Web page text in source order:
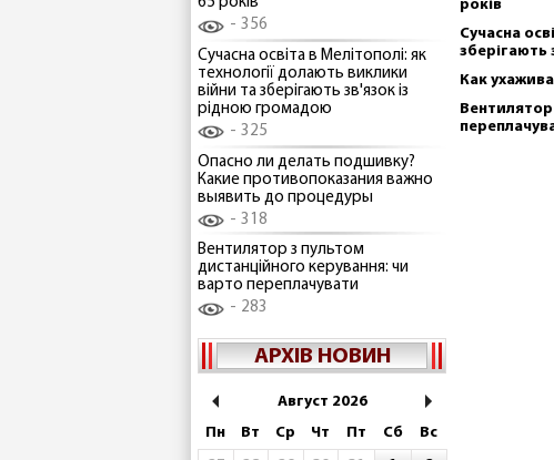
356
Сучасна освіта в Мелітополі: як
технології долають виклики
війни та зберігають зв'язок із
рідною громадою
325
Опасно ли делать подшивку?
Какие противопоказания важно
выявить до процедуры
318
Вентилятор з пультом
дистанційного керування: чи
варто переплачувати
283
АРХІВ НОВИН
Август 2026
Пн
Вт Ср Чт Пт Сб
Вс
років
Сучасна
зберігають
Как